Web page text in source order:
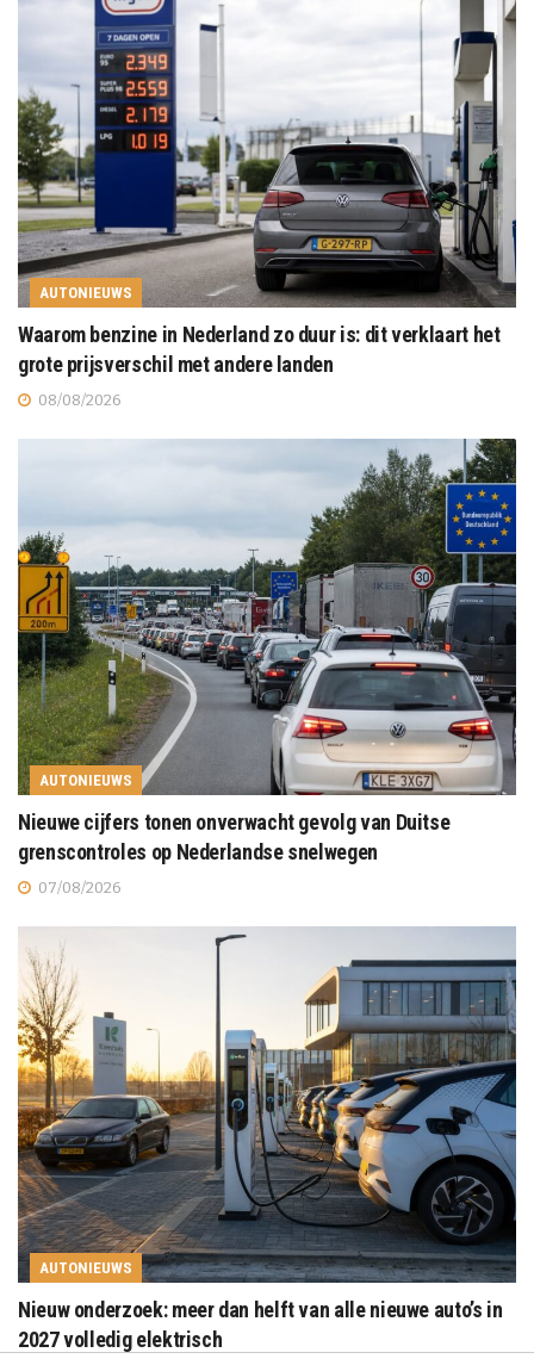
AUTONIEUWS
Waarom benzine in Nederland zo duur is: dit verklaart het
grote prijsverschil met andere landen
08/08/2026
AUTONIEUWS
Nieuwe cijfers tonen onverwacht gevolg van Duitse
grenscontroles op Nederlandse snelwegen
07/08/2026
AUTONIEUWS
Nieuw onderzoek: meer dan helft van alle nieuwe auto’s in
2027 volledig elektrisch